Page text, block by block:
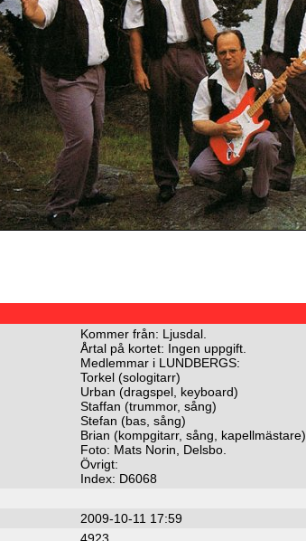
Kommer från: Ljusdal.
Årtal på kortet: Ingen uppgift.
Medlemmar i LUNDBERGS:
Torkel (sologitarr)
Urban (dragspel, keyboard)
Staffan (trummor, sång)
Stefan (bas, sång)
Brian (kompgitarr, sång, kapellmästare)
Foto: Mats Norin, Delsbo.
Övrigt:
Index: D6068
2009-10-11 17:59